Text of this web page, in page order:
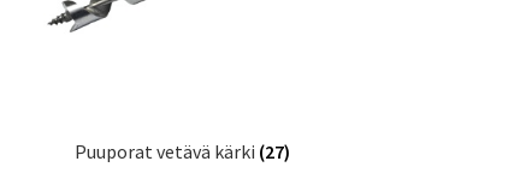
Puuporat vetävä kärki (27)